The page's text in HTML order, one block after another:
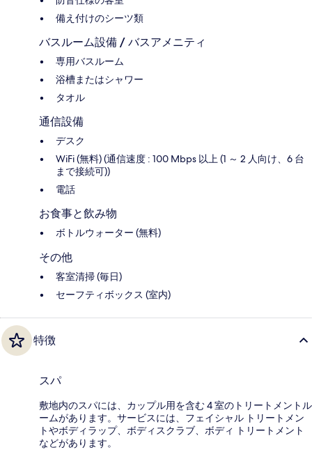
備え付けのシーツ類
バスルーム設備 / バスアメニティ
専用バスルーム
浴槽またはシャワー
タオル
通信設備
デスク
WiFi (無料) (通信速度 : 100 Mbps 以上 (1 ～ 2 人向け、6 台
まで接続可))
電話
お食事と飲み物
ボトルウォーター (無料)
その他
客室清掃 (毎日)
セーフティボックス (室内)
特徴
スパ
敷地内のスパには、カップル用を含む 4 室のトリートメントル
ームがあります。サービスには、フェイシャル トリートメン
トやボディラップ、ボディスクラブ、ボディ トリートメント
などがあります。